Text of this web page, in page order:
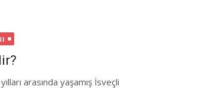
arasında yaşamış İsveçli